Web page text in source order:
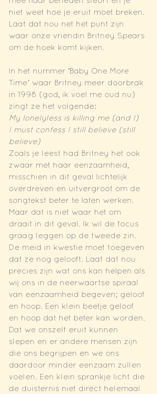
niet weet hoe je eruit moet breken.
Laat dat nou net het punt zijn
waar onze vriendin Britney Spears
om de hoek komt kijken.
In het nummer ‘Baby One More
Time’ waar Britney meer doorbrak
in 1998 (god, ik voel me oud nu)
zingt ze het volgende:
My lonelyless is killing me (and I)
I must confess I still believe (still
believe)
Zoals je leest had Britney het ook
zwaar met haar eenzaamheid,
misschien in dit geval lichtelijk
overdreven en uitvergroot om de
songtekst beter te laten werken.
Maar dat is niet waar het om
draait in dit geval. Ik wil de focus
graag leggen op de tweede zin.
De meid in kwestie moet toegeven
dat ze nog gelooft. Laat dat nou
precies zijn wat ons kan helpen als
wij ons in de neerwaartse spiraal
van eenzaamheid begeven; geloof
en hoop. Een klein beetje geloof
en hoop dat het beter kan worden.
Dat we onszelf eruit kunnen
slepen en er andere mensen zijn
die ons begrijpen en we ons
daardoor minder eenzaam zullen
voelen. Een klein sprankje licht die
de duisternis niet direct helemaal